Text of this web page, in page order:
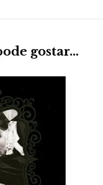
gostar…